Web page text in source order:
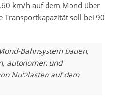
km/h auf dem Mond über
Transportkapazität soll bei 90
Bahnsystem bauen,
autonomen und
Nutzlasten auf dem